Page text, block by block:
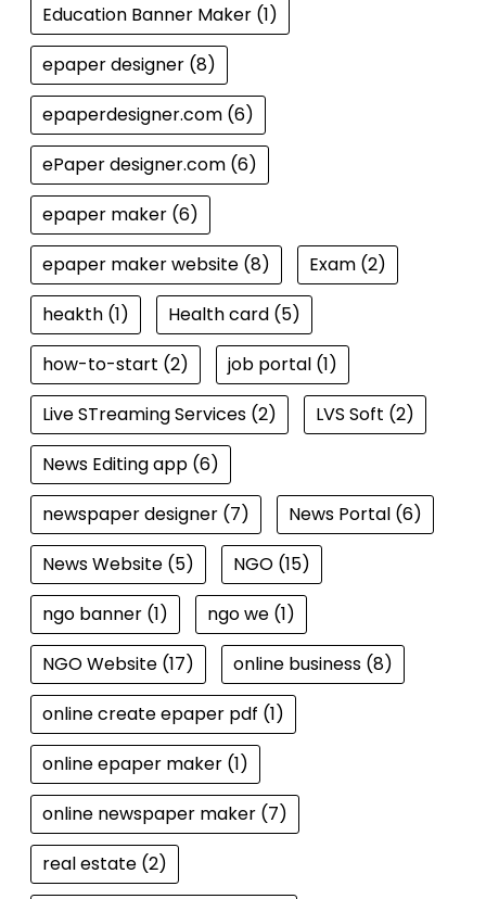
Education Banner Maker(1)
epaper designer(8)
epaperdesigner.com(6)
ePaper designer.com(6)
epaper maker(6)
epaper maker website(8) Exam(2)
heakth(1) Health card(5)
how-to-start (2) job portal(1)
Live STreaming Services(2) LVS Soft (2)
News Editing app(6)
newspaper designer(7) News Portal(6)
News Website(5) NGO(15)
ngo banner(1) ngo we(1)
NGO Website(17) online business(8)
online create epaper pdf (1)
online epaper maker(1)
online newspaper maker(7)
real estate(2)